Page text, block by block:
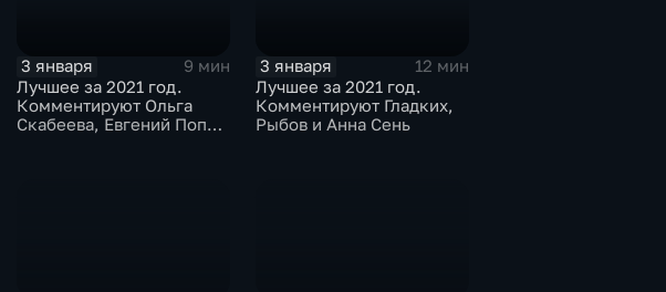
3 января
9 мин
Лучшее за 2021 год.
Комментируют Ольга
Скабеева, Евгений Попов
3 января
12 мин
Лучшее за 2021 год.
Комментируют Гладких,
Рыбов и Анна Сень